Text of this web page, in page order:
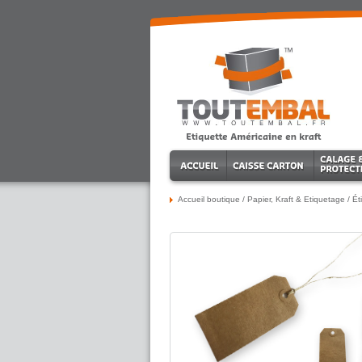
Accueil boutique / Papier, Kraft & Etiquetage /